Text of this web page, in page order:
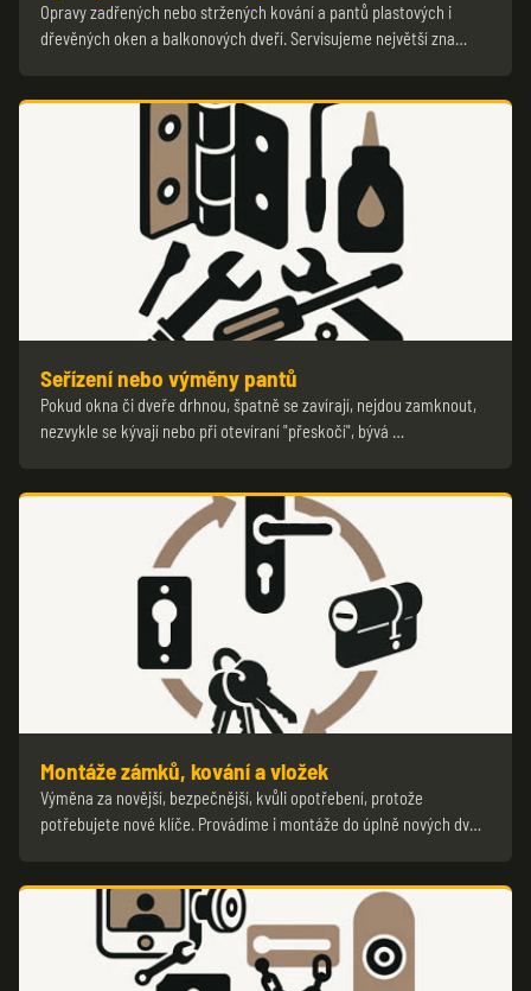
Opravy zadřených nebo stržených kování a pantů plastových i
dřevěných oken a balkonových dveří. Servisujeme největší zna…
Seřízení nebo výměny pantů
Pokud okna či dveře drhnou, špatně se zavírají, nejdou zamknout,
nezvykle se kývají nebo při otevíraní "přeskočí", bývá …
Montáže zámků, kování a vložek
Výměna za novější, bezpečnější, kvůli opotřebení, protože
potřebujete nové klíče. Provádíme i montáže do úplně nových dv…